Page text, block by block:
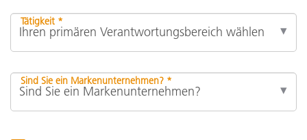
Tätigkeit *
Sind Sie ein Markenunternehmen? *